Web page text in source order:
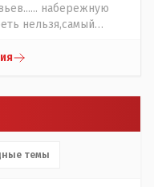
набережную
нельзя,самый
здания
было
и в наше.......
темы